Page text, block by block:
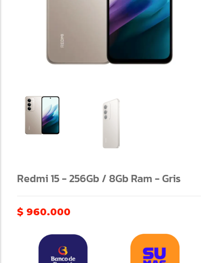
Redmi 15 - 256Gb / 8Gb Ram - Gris
$ 960.000